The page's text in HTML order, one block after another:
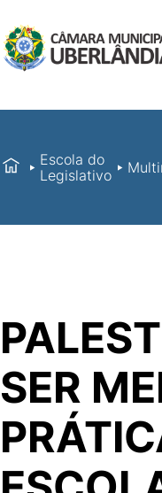
Escola do
Legislativo
SER